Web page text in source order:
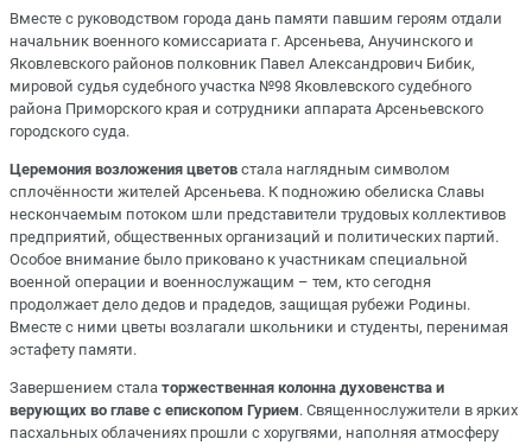
Вместе с руководством города дань памяти павшим героям отдали
начальник военного комиссариата г. Арсеньева, Анучинского и
Яковлевского районов полковник Павел Александрович Бибик,
мировой судья судебного участка №98 Яковлевского судебного
района Приморского края и сотрудники аппарата Арсеньевского
городского суда.
Церемония возложения цветов стала наглядным символом
сплочённости жителей Арсеньева. К подножию обелиска Славы
нескончаемым потоком шли представители трудовых коллективов
предприятий, общественных организаций и политических партий.
Особое внимание было приковано к участникам специальной
военной операции и военнослужащим – тем, кто сегодня
продолжает дело дедов и прадедов, защищая рубежи Родины.
Вместе с ними цветы возлагали школьники и студенты, перенимая
эстафету памяти.
Завершением стала торжественная колонна духовенства и
верующих во главе с епископом Гурием. Священнослужители в ярких
пасхальных облачениях прошли с хоругвями, наполняя атмосферу